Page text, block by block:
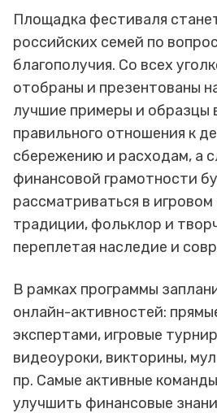
Площадка фестиваля
российских семей по
благополучия. Со всех
отобраны и презентованы
лучшие примеры и образцы
правильного отношения к
сбережению и расходам, а
финансовой грамотности
рассматриваться в
традиции, фольклор и
переплетая наследие и
В рамках программы
онлайн-активностей:
экспертами, игровые
видеоуроки, викторины,
пр. Самые активные
улучшить финансовые